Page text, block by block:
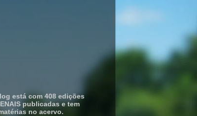
está com 408 edições
publicadas e tem
no acervo.